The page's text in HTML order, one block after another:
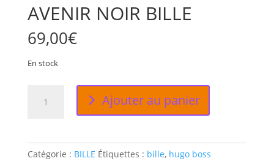
AVENIR NOIR BILLE
69,00€
En stock
BILLE
Ajouter au panier
Catégorie : BILLE Étiquettes : bille, hugo boss